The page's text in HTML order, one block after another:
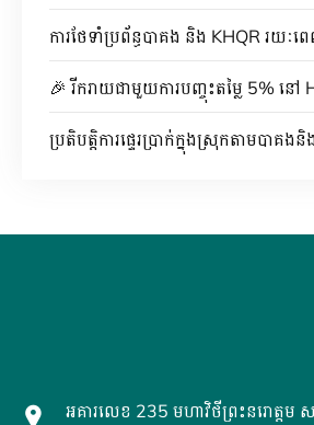
ការថែទាំប្រព័ន្ធបាគង និង KHQR រយៈ
🎉 រីករាយជាមួយការបញ្ចុះតម្លៃ 5% ន
ប្រតិបត្តិការផ្ទេរប្រាក់ក្នុងស្រុកតាមបាគង
អគារលេខ 235 មហាវិថីព្រះនរោត្តម ស